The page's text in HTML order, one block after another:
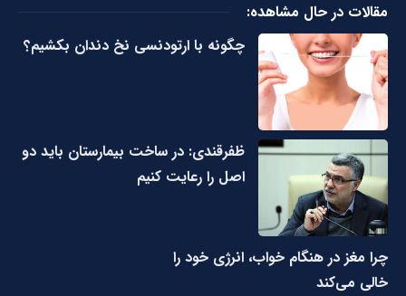
مقالات در حال مشاهده:
چگونه با ارتودنسی نخ دندان بکشیم؟
ظفرقندی: در ساخت بیمارستان باید دو
اصل را رعایت کنیم
چرا مغز در هنگام خواب، انرژی خود را
خالی می‌کند